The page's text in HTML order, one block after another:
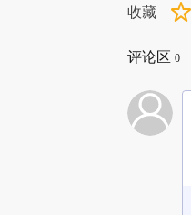
收藏
评论区 0